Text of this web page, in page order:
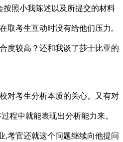
按照小我陈述以及所提交的材料
取考生互动时没有给他们压力,
度较高？还和我谈了莎士比亚的
考生分析本质的关心。又有对
程中就能表现出分析能力来。
,考官还就这个问题继续向他提问